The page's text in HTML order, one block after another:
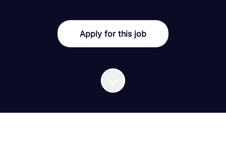
Apply for this job